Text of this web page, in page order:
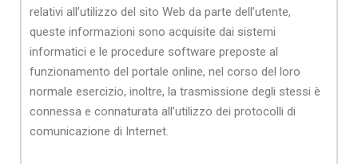
relativi all’utilizzo del sito Web da parte dell’utente,
queste informazioni sono acquisite dai sistemi
informatici e le procedure software preposte al
funzionamento del portale online, nel corso del loro
normale esercizio, inoltre, la trasmissione degli stessi è
connessa e connaturata all’utilizzo dei protocolli di
comunicazione di Internet.